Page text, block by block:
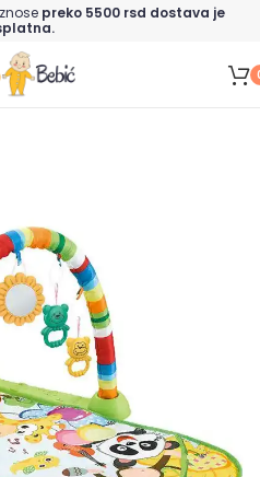
preko 5500 rsd dostava je